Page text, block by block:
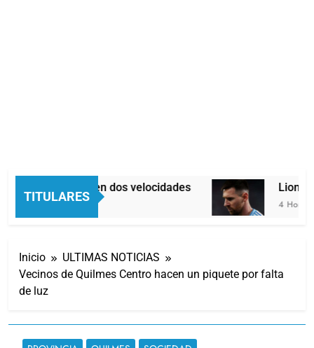
TITULARES
Economía en dos velocidades
3 Horas Atrás
Lionel
4 Horas
Inicio
ULTIMAS NOTICIAS
Vecinos de Quilmes Centro hacen un piquete por falta
de luz